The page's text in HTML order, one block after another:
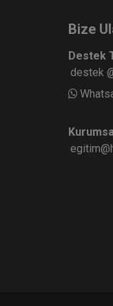
Bize
Destek
destek